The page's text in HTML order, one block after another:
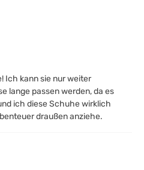
Ich kann sie nur weiter
lange passen werden, da es
ich diese Schuhe wirklich
draußen anziehe.